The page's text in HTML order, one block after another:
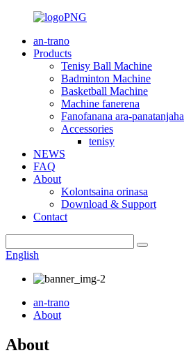
an-trano
Products
Tenisy Ball Machine
Badminton Machine
Basketball Machine
Machine fanerena
Fanofanana ara-
Accessories
tenisy
NEWS
FAQ
About
Kolontsaina orinasa
Download & Support
Contact
English
an-trano
About
About